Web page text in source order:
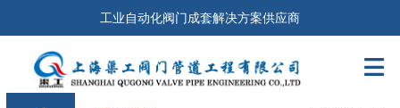
工业自动化阀门成套解决方案供应商
